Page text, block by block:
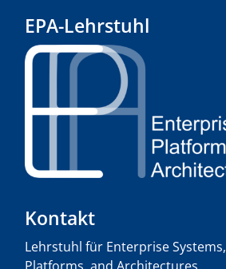
EPA-Lehrstuhl
Kontakt
Lehrstuhl für Enterprise Systems,